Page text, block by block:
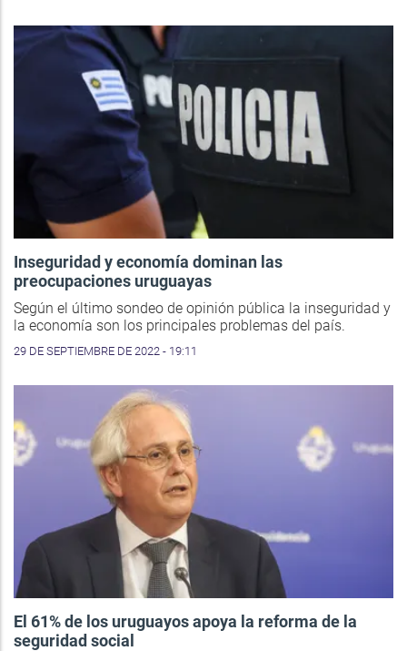
Inseguridad y economía dominan las
preocupaciones uruguayas
Según el último sondeo de opinión pública la inseguridad y
la economía son los principales problemas del país.
29 DE SEPTIEMBRE DE 2022 - 19:11
El 61% de los uruguayos apoya la reforma de la
seguridad social